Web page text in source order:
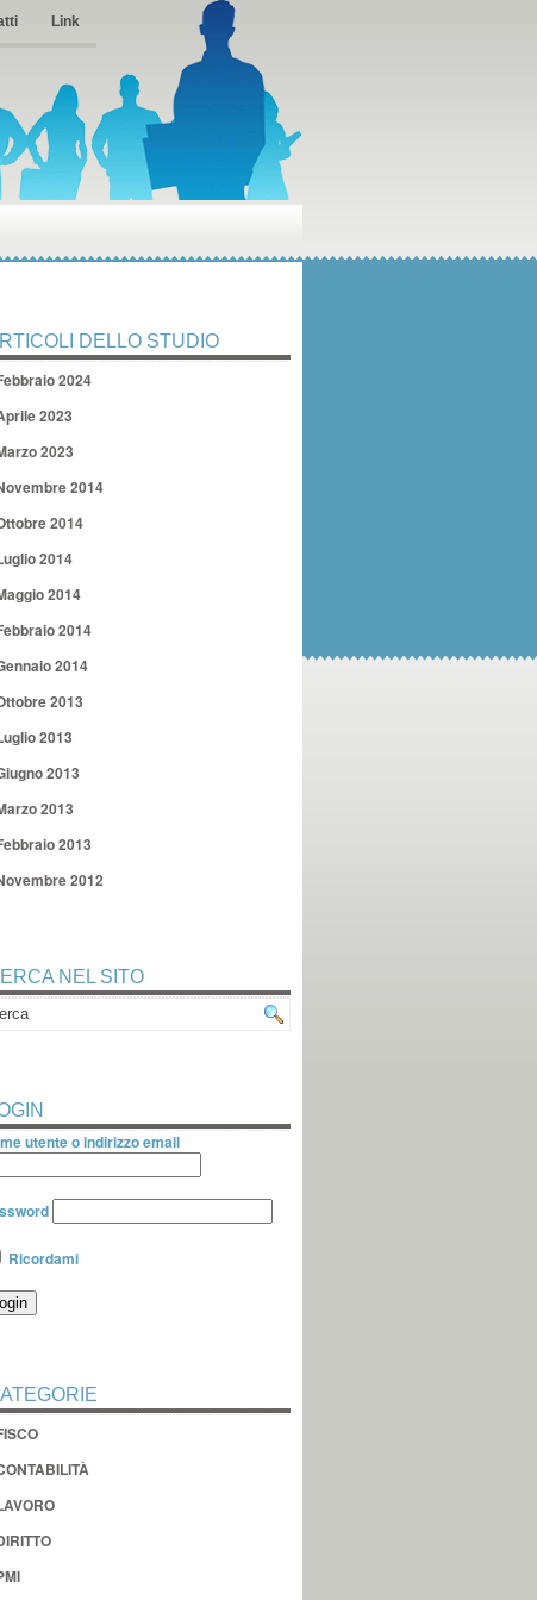
Link
DELLO STUDIO
2024
2023
2023
2014
2014
2014
2014
2014
2014
2013
2013
2013
2013
2013
2012
NEL SITO
utente o indirizzo email
Ricordami